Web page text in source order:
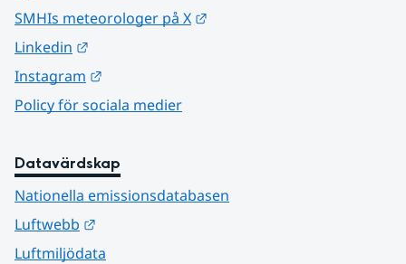
SMHIs meteorologer på X
Linkedin
Instagram
Policy för sociala medier
Datavärdskap
Nationella emissionsdatabasen
Luftwebb
Luftmiljödata